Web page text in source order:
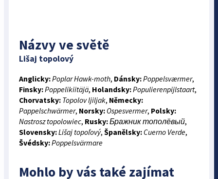
Názvy ve světě
Lišaj topolový
Anglicky:Poplar Hawk-moth, Dánsky:Poppelsværmer,
Finsky:Poppelikiitäjä, Holandsky:Populierenpijlstaart,
Chorvatsky: Topolov ljiljak, Německy:
Pappelschwärmer, Norsky: Ospesvermer, Polsky:
Nastrosz topolowiec, Rusky:Бражник тополёвый,
Slovensky:Lišaj topoľový, Španělsky: Cuerno Verde,
Švédsky:Poppelsvärmare
Mohlo by vás také zajímat